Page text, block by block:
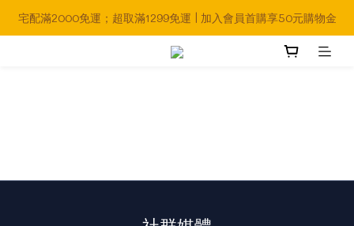
宅配滿2000免運；超取滿1299免運 | 加入會員首購享50元購物金